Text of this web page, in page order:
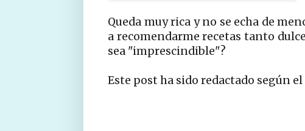
Queda muy rica y no se echa de
a recomendarme recetas tanto
sea "imprescindible"?
Este post ha sido redactado según el